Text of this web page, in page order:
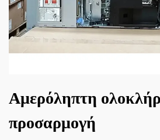
Αμερόληπτη
προσαρμογή